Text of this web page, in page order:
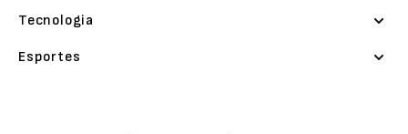
Tecnologia
Esportes